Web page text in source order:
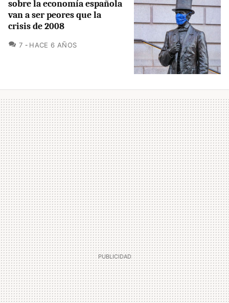
sobre la economía española
van a ser peores que la
crisis de 2008
7 COMENTARIOS
HACE 6 AÑOS